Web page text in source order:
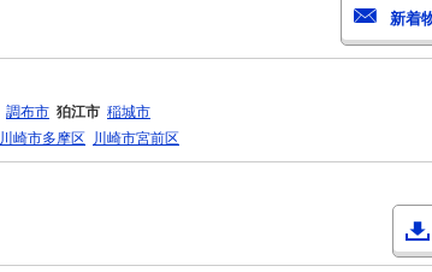
調布市 狛江市 稲城市
川崎市多摩区 川崎市宮前区